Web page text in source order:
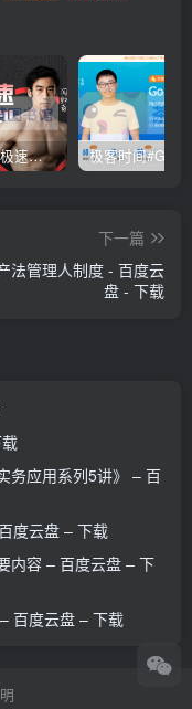
闫帅奇的28天极速减脂计划 – 网盘分享 – 下载
下一篇
法管理人制度 - 百度云
盘 - 下载
务应用系列5讲》 – 百
度云盘 – 下载
内容 – 百度云盘 – 下
百度云盘 – 下载